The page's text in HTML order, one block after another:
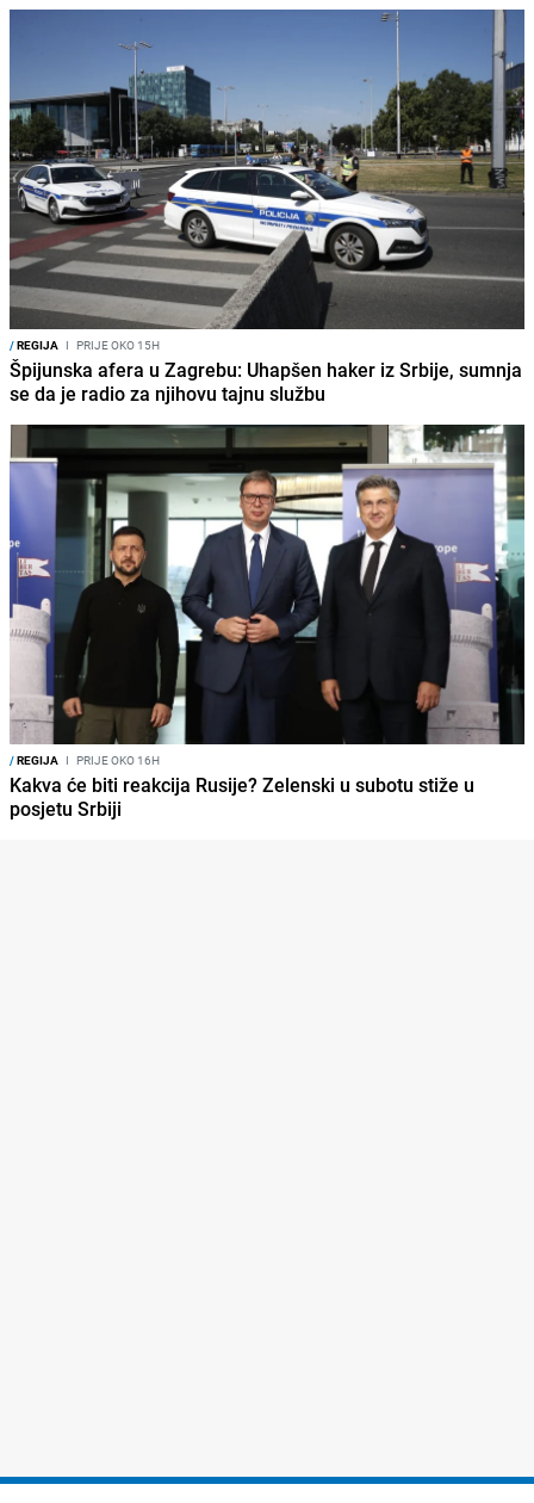
/REGIJA I PRIJE OKO 15H
Špijunska afera u Zagrebu: Uhapšen haker iz Srbije, sumnja
se da je radio za njihovu tajnu službu
/REGIJA I PRIJE OKO 16H
Kakva će biti reakcija Rusije? Zelenski u subotu stiže u
posjetu Srbiji